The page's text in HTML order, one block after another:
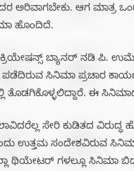
ಅರಿವಾಗಬೇಕು. ಆಗ ಮಾತ್ರ
ಹೊಂದಿದೆ.
ಕ್ರಿಯೇಷನ್ಸ್ ಬ್ಯಾನರ್ ನಡಿ ಪಿ.
ಸಿನಿಮಾ ಪ್ರಚಾರ
ತೊಡಗಿಕೊಳ್ಳಲಿದ್ದಾರೆ. ಈ
ಸೇರಿ ಕುಡಿತದ ವಿರುದ್ಧ
ಉತ್ತಮ ಸಂದೇಶವಿರುವ
ಥಿಯೇಟರ್ ಗಳಲ್ಲೂ ಸಿನಿಮಾ